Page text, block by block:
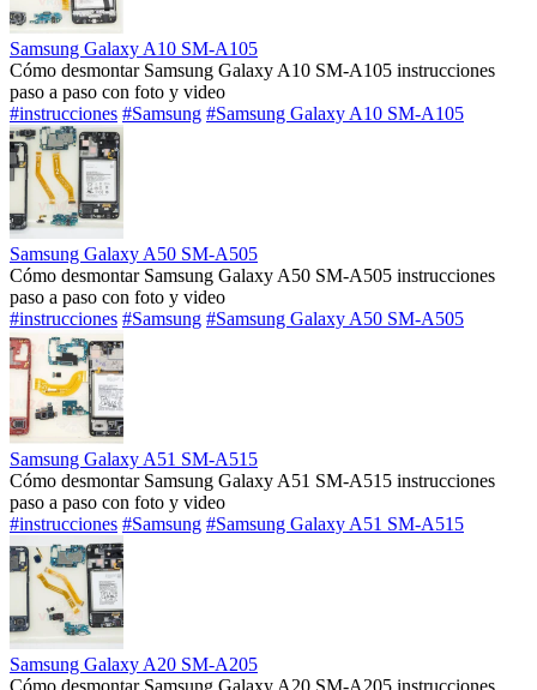
Samsung Galaxy A10 SM-A105
Cómo desmontar Samsung Galaxy A10 SM-A105 instrucciones
paso a paso con foto y video
#instrucciones #Samsung #Samsung Galaxy A10 SM-A105
Samsung Galaxy A50 SM-A505
Cómo desmontar Samsung Galaxy A50 SM-A505 instrucciones
paso a paso con foto y video
#instrucciones #Samsung #Samsung Galaxy A50 SM-A505
Samsung Galaxy A51 SM-A515
Cómo desmontar Samsung Galaxy A51 SM-A515 instrucciones
paso a paso con foto y video
#instrucciones #Samsung #Samsung Galaxy A51 SM-A515
Samsung Galaxy A20 SM-A205